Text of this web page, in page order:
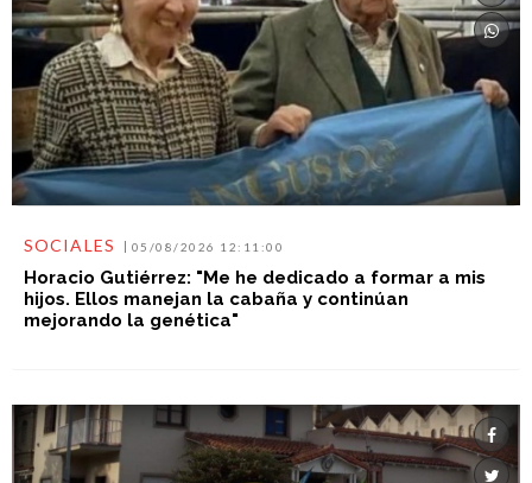
SOCIALES 05/08/2026 12:11:00
Horacio Gutiérrez: "Me he dedicado a formar a mis
hijos. Ellos manejan la cabaña y continúan
mejorando la genética"